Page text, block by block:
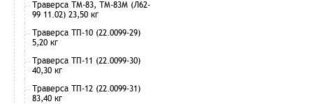
Траверса ТМ-83, ТМ-83М (Л62-
99 11.02) 23,50 кг
Траверса ТП-10 (22.0099-29)
5,20 кг
Траверса ТП-11 (22.0099-30)
40,30 кг
Траверса ТП-12 (22.0099-31)
83,40 кг